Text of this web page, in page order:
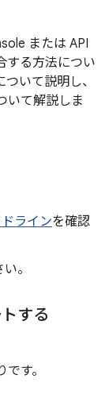
または API
する方法につい
いて説明し、
いて解説しま
ラインを確認
。
する
す。